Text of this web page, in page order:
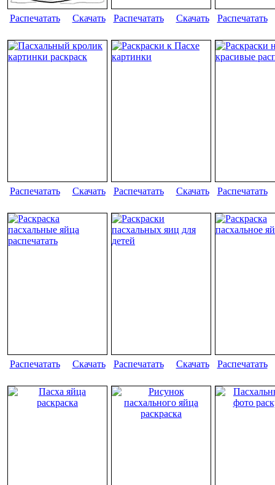
Распечатать Скачать Распечатать Скачать Распечатать
Распечатать Скачать Распечатать Скачать Распечатать
Распечатать Скачать Распечатать Скачать Распечатать